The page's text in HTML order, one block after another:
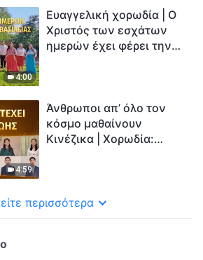
4:00
Ευαγγελική χορωδία | Ο
Χριστός των εσχάτων
ημερών έχει φέρει την
4:59
Άνθρωποι απ’ όλο τον
κόσμο μαθαίνουν
Κινέζικα | Χορωδία:
περισσότερα